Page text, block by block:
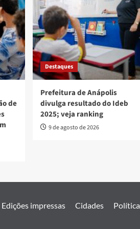
de
Destaques
Prefeitura de Anápolis
divulga resultado do Ideb
2025; veja ranking
9 de agosto de 2026
Edições impressas Cidades Política